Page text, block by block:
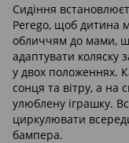
Сидіння
Perego, щоб дитина
обличчям до мами,
адаптувати коляску
у двох положеннях.
сонця та вітру, а на
улюблену іграшку.
циркулювати
бампера.